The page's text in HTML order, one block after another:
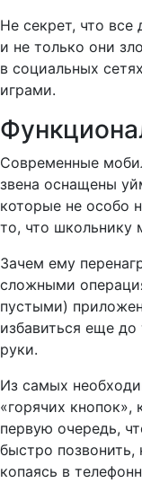
Не секрет, что
и не только они
в социальных
играми.
Современные
звена оснащены
которые не особо
то, что школьнику
Зачем ему
сложными
пустыми)
избавиться еще
руки.
Из самых
«горячих кнопок»,
первую очередь,
быстро
копаясь в